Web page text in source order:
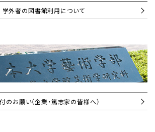
学外者の図書館利用について
のお願い（企業・篤志家の皆様へ）